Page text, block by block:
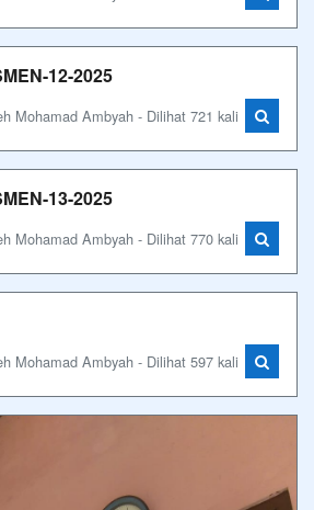
12-2025
Mohamad Ambyah - Dilihat 721 kali
13-2025
Mohamad Ambyah - Dilihat 770 kali
Mohamad Ambyah - Dilihat 597 kali